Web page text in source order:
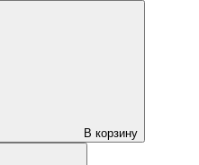
В корзину